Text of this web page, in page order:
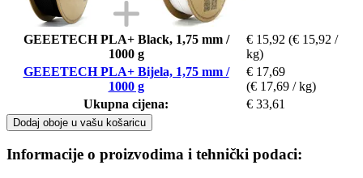
GEEETECH PLA+ Black, 1,75 mm /
1000 g
€ 15,92 (€ 15,92 /
kg)
GEEETECH PLA+ Bijela, 1,75 mm /
1000 g
€ 17,69
(€ 17,69 / kg)
Ukupna cijena:
€ 33,61
Dodaj oboje u vašu košaricu
Informacije o proizvodima i tehnički podaci: